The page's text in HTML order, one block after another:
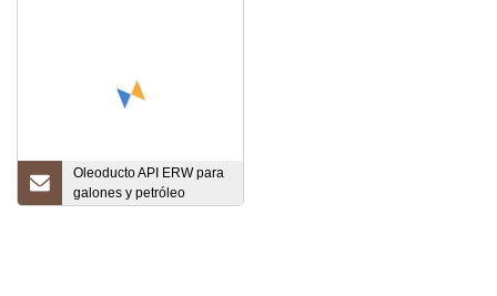
Oleoducto API ERW para
galones y petróleo